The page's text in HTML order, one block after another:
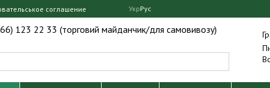
соглашение УкрРус
123 22 33 (торговий майданчик/для самовивозу)